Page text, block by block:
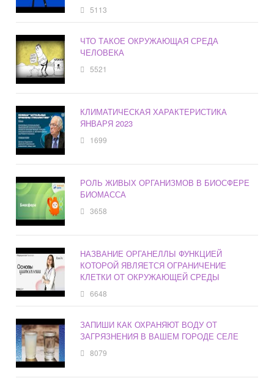
5113
ЧТО ТАКОЕ ОКРУЖАЮЩАЯ СРЕДА
ЧЕЛОВЕКА
5521
КЛИМАТИЧЕСКАЯ ХАРАКТЕРИСТИКА
ЯНВАРЯ 2023
1699
РОЛЬ ЖИВЫХ ОРГАНИЗМОВ В БИОСФЕРЕ
БИОМАССА
3658
НАЗВАНИЕ ОРГАНЕЛЛЫ ФУНКЦИЕЙ
КОТОРОЙ ЯВЛЯЕТСЯ ОГРАНИЧЕНИЕ
КЛЕТКИ ОТ ОКРУЖАЮЩЕЙ СРЕДЫ
6648
ЗАПИШИ КАК ОХРАНЯЮТ ВОДУ ОТ
ЗАГРЯЗНЕНИЯ В ВАШЕМ ГОРОДЕ СЕЛЕ
8079